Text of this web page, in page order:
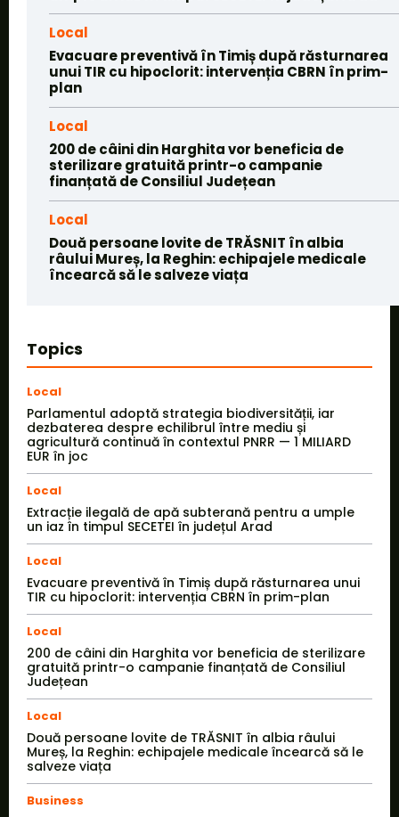
Local
Evacuare preventivă în Timiș după răsturnarea
unui TIR cu hipoclorit: intervenția CBRN în prim-
plan
Local
200 de câini din Harghita vor beneficia de
sterilizare gratuită printr-o campanie
finanțată de Consiliul Județean
Local
Două persoane lovite de TRĂSNIT în albia
râului Mureș, la Reghin: echipajele medicale
încearcă să le salveze viața
Topics
Local
Parlamentul adoptă strategia biodiversității, iar
dezbaterea despre echilibrul între mediu și
agricultură continuă în contextul PNRR — 1 MILIARD
EUR în joc
Local
Extracție ilegală de apă subterană pentru a umple
un iaz în timpul SECETEI în județul Arad
Local
Evacuare preventivă în Timiș după răsturnarea unui
TIR cu hipoclorit: intervenția CBRN în prim-plan
Local
200 de câini din Harghita vor beneficia de sterilizare
gratuită printr-o campanie finanțată de Consiliul
Județean
Local
Două persoane lovite de TRĂSNIT în albia râului
Mureș, la Reghin: echipajele medicale încearcă să le
salveze viața
Business